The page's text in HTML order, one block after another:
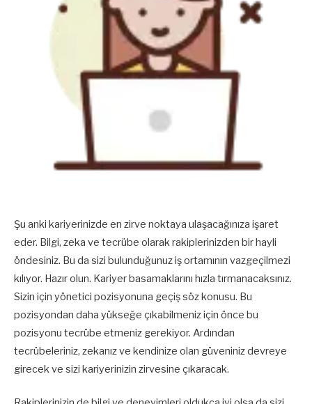
Şu anki kariyerinizde en zirve noktaya ulaşacağınıza işaret
eder. Bilgi, zeka ve tecrübe olarak rakiplerinizden bir hayli
öndesiniz. Bu da sizi bulunduğunuz iş ortamının vazgeçilmezi
kılıyor. Hazır olun. Kariyer basamaklarını hızla tırmanacaksınız.
Sizin için yönetici pozisyonuna geçiş söz konusu. Bu
pozisyondan daha yükseğe çıkabilmeniz için önce bu
pozisyonu tecrübe etmeniz gerekiyor. Ardından
tecrübeleriniz, zekanız ve kendinize olan güveniniz devreye
girecek ve sizi kariyerinizin zirvesine çıkaracak.